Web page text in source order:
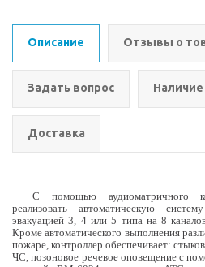
Описание Отзывы о
Задать вопрос Наличие
Доставка
С помощью аудиоматричного
реализовать автоматическую
эвакуацией 3, 4 или 5 типа на 8
Кроме автоматического выполнения
пожаре, контроллер обеспечивает:
ЧС, позоновое речевое оповещение с